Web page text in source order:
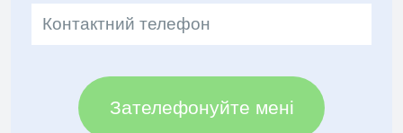
Зателефонуйте мені